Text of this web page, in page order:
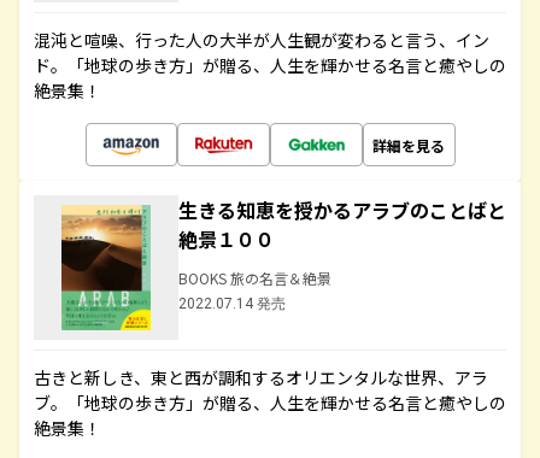
混沌と喧噪、行った人の大半が人生観が変わると言う、イン
ド。「地球の歩き方」が贈る、人生を輝かせる名言と癒やしの
絶景集！
詳細を見る
生きる知恵を授かるアラブのことばと
絶景１００
BOOKS 旅の名言＆絶景
2022.07.14 発売
古きと新しき、東と西が調和するオリエンタルな世界、アラ
ブ。「地球の歩き方」が贈る、人生を輝かせる名言と癒やしの
絶景集！